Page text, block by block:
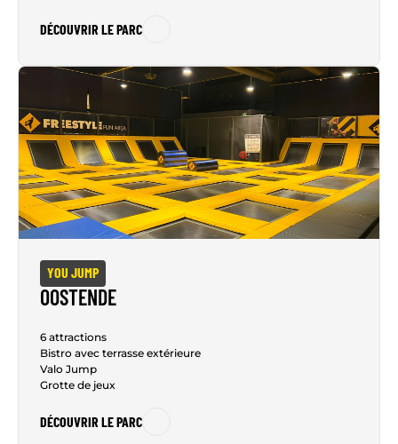
DÉCOUVRIR LE PARC
YOU JUMP
OOSTENDE
6 attractions
Bistro avec terrasse extérieure
Valo Jump
Grotte de jeux
DÉCOUVRIR LE PARC